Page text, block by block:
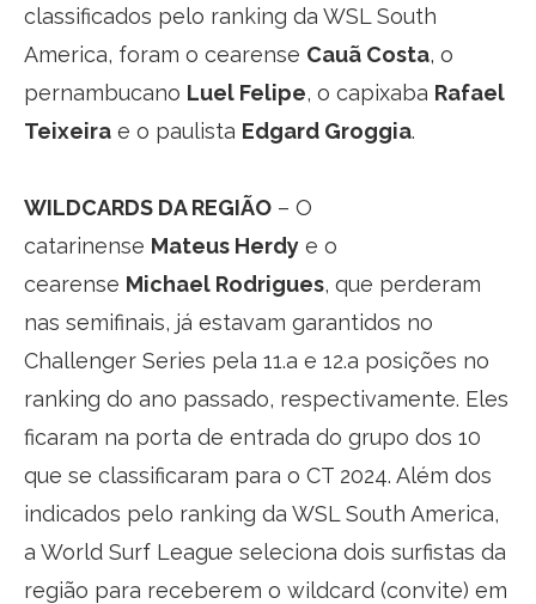
classificados pelo ranking da WSL South
America, foram o cearense Cauã Costa, o
pernambucano Luel Felipe, o capixaba Rafael
Teixeira e o paulista Edgard Groggia.
WILDCARDS DA REGIÃO – O
catarinense Mateus Herdy e o
cearense Michael Rodrigues, que perderam
nas semifinais, já estavam garantidos no
Challenger Series pela 11.a e 12.a posições no
ranking do ano passado, respectivamente. Eles
ficaram na porta de entrada do grupo dos 10
que se classificaram para o CT 2024. Além dos
indicados pelo ranking da WSL South America,
a World Surf League seleciona dois surfistas da
região para receberem o wildcard (convite) em